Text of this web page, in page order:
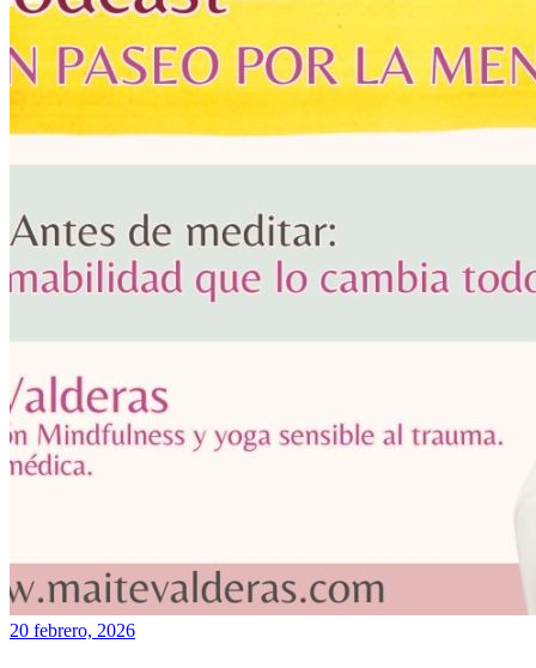
20 febrero, 2026